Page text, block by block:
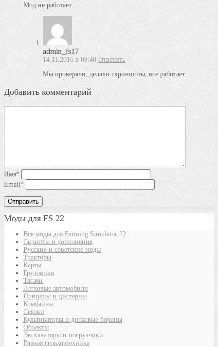
Мод не работает
admin_fs17
14.11.2016 в 09:40 Ответить
Мы проверяли, делали скриншоты, все работает.
Добавить комментарий
Имя*
Email*
Моды для FS 22
Все моды для Farming Simulator 22
Скрипты и дополнения
Русские и советские моды
Тракторы
Карты
Грузовики
Тягачи
Легковые автомобили
Прицепы и цистерны
Комбайны
Сеялки
Культиваторы и дисковые бороны
Объекты
Экскаваторы и погрузчики
Разная сельхозтехника